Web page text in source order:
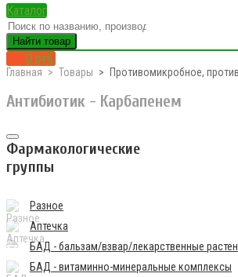
Каталог
Найти товар
0 руб.
Главная Товары Противомикробное,
Антибиотик - Карбапенем
Фармакологические
группы
Разное
Аптечка
БАД - бальзам/взвар/лекарственные
БАД - витаминно-минеральные комплексы